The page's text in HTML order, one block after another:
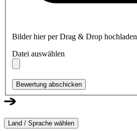
Bilder hier per Drag & Drop hochladen
Datei auswählen
Bewertung abschicken
Land / Sprache wählen